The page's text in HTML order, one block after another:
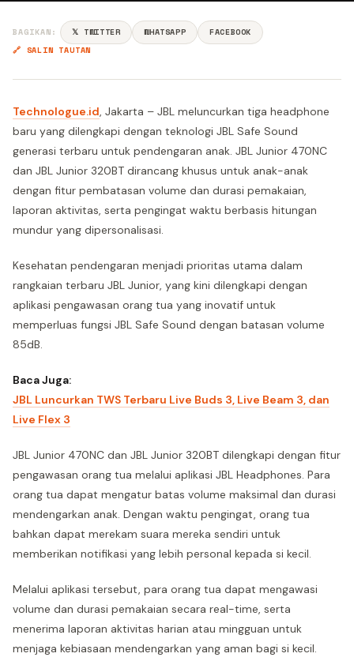
BAGIKAN: 𝕏 TWITTER WHATSAPP
FACEBOOK
🔗 SALIN TAUTAN
Technologue.id, Jakarta – JBL meluncurkan tiga headphone
baru yang dilengkapi dengan teknologi JBL Safe Sound
generasi terbaru untuk pendengaran anak. JBL Junior 470NC
dan JBL Junior 320BT dirancang khusus untuk anak-anak
dengan fitur pembatasan volume dan durasi pemakaian,
laporan aktivitas, serta pengingat waktu berbasis hitungan
mundur yang dipersonalisasi.
Kesehatan pendengaran menjadi prioritas utama dalam
rangkaian terbaru JBL Junior, yang kini dilengkapi dengan
aplikasi pengawasan orang tua yang inovatif untuk
memperluas fungsi JBL Safe Sound dengan batasan volume
85dB.
Baca Juga:
JBL Luncurkan TWS Terbaru Live Buds 3, Live Beam 3, dan
Live Flex 3
JBL Junior 470NC dan JBL Junior 320BT dilengkapi dengan fitur
pengawasan orang tua melalui aplikasi JBL Headphones. Para
orang tua dapat mengatur batas volume maksimal dan durasi
mendengarkan anak. Dengan waktu pengingat, orang tua
bahkan dapat merekam suara mereka sendiri untuk
memberikan notifikasi yang lebih personal kepada si kecil.
Melalui aplikasi tersebut, para orang tua dapat mengawasi
volume dan durasi pemakaian secara real-time, serta
menerima laporan aktivitas harian atau mingguan untuk
menjaga kebiasaan mendengarkan yang aman bagi si kecil.